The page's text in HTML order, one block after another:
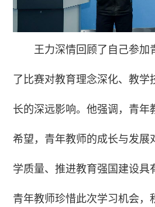
王力深情回顾了自己参加
了比赛对教育理念深化、教学
长的深远影响。他强调，青年
希望，青年教师的成长与发展
学质量、推进教育强国建设具
青年教师珍惜此次学习机会，